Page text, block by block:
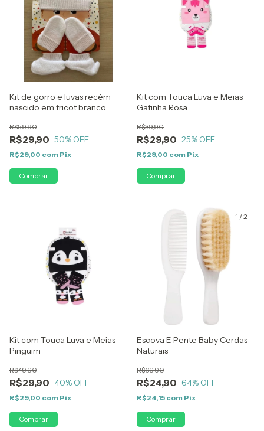
Kit de gorro e luvas recém
nascido em tricot branco
R$29,90
R$59,90
50% OFF
R$29,00 com Pix
Kit com Touca Luva e Meias
Gatinha Rosa
R$29,90
R$39,90
25% OFF
R$29,00 com Pix
Kit com Touca Luva e Meias
Pinguim
R$29,90
R$49,90
40% OFF
R$29,00 com Pix
1 /2
Escova E Pente Baby Cerdas
Naturais
R$24,90
R$69,90
64% OFF
R$24,15 com Pix